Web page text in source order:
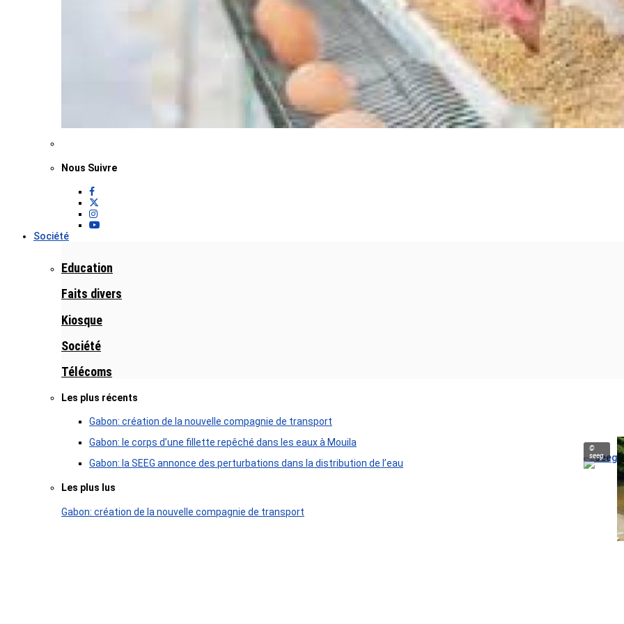
Nous Suivre
Société
Education
Faits divers
Kiosque
Société
Télécoms
Les plus récents
Gabon: création de la nouvelle compagnie de transport
Gabon: le corps d’une fillette repêché dans les eaux à Mouila
©
seeg
Gabon: la SEEG annonce des perturbations dans la distribution de l’eau
Les plus lus
Gabon: création de la nouvelle compagnie de transport